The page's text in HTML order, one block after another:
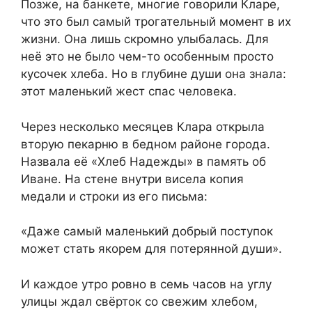
Позже, на банкете, многие говорили Кларе,
что это был самый трогательный момент в их
жизни. Она лишь скромно улыбалась. Для
неё это не было чем-то особенным просто
кусочек хлеба. Но в глубине души она знала:
этот маленький жест спас человека.
Через несколько месяцев Клара открыла
вторую пекарню в бедном районе города.
Назвала её «Хлеб Надежды» в память об
Иване. На стене внутри висела копия
медали и строки из его письма:
«Даже самый маленький добрый поступок
может стать якорем для потерянной души».
И каждое утро ровно в семь часов на углу
улицы ждал свёрток со свежим хлебом,